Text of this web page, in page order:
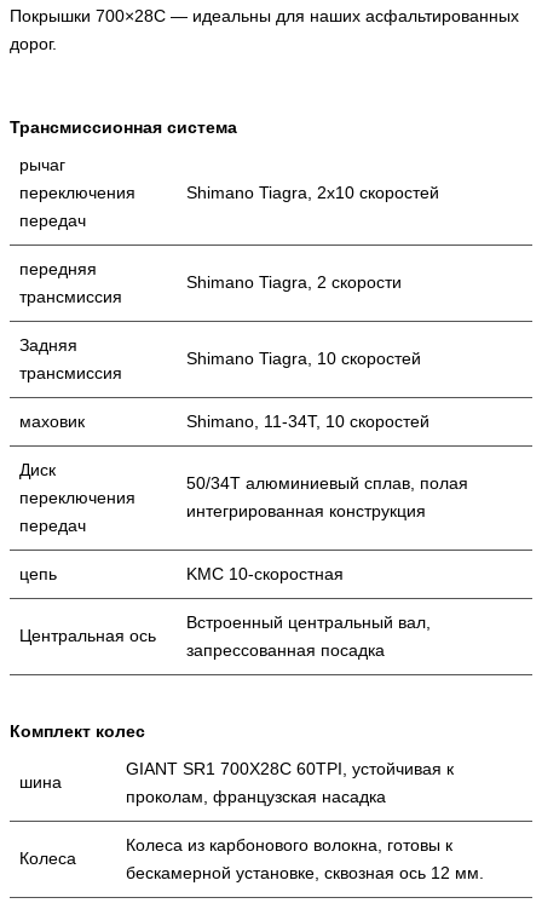
Покрышки 700×28C — идеальны для наших асфальтированных
дорог.
Трансмиссионная система
рычаг
переключения
передач
Shimano Tiagra, 2x10 скоростей
передняя
трансмиссия
Shimano Tiagra, 2 скорости
Задняя
трансмиссия
Shimano Tiagra, 10 скоростей
маховик Shimano, 11-34T, 10 скоростей
Диск
переключения
передач
50/34T алюминиевый сплав, полая
интегрированная конструкция
цепь KMC 10-скоростная
Центральная ось
Встроенный центральный вал,
запрессованная посадка
Комплект колес
шина
GIANT SR1 700X28C 60TPI, устойчивая к
проколам, французская насадка
Колеса
Колеса из карбонового волокна, готовы к
бескамерной установке, сквозная ось 12 мм.